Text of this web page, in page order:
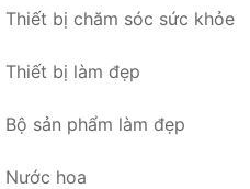
Thiết bị chăm sóc sức khỏe
Thiết bị làm đẹp
Bộ sản phẩm làm đẹp
Nước hoa